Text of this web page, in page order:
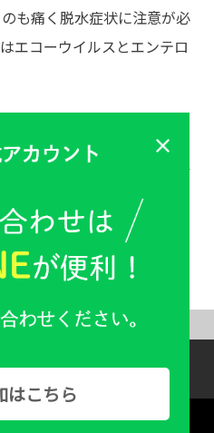
はこちら
も痛く脱水症状に注意が必
エコーウイルスとエンテロ
です。夏風邪ウイルス
ので適度なクーラーや除湿
重要です。
Help & Guide
All Rights Reserved.